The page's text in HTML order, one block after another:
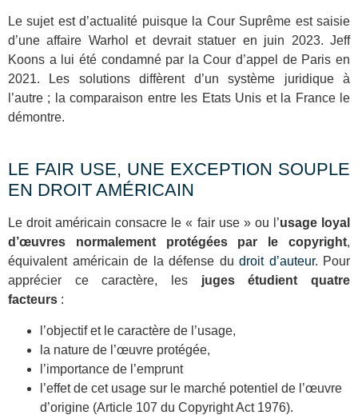
Le sujet est d’actualité puisque la Cour Suprême est saisie
d’une affaire Warhol et devrait statuer en juin 2023. Jeff
Koons a lui été condamné par la Cour d’appel de Paris en
2021. Les solutions diffèrent d’un système juridique à
l’autre ; la comparaison entre les Etats Unis et la France le
démontre.
LE FAIR USE, UNE EXCEPTION SOUPLE
EN DROIT AMÉRICAIN
Le droit américain consacre le « fair use » ou l’usage loyal
d’œuvres normalement protégées par le copyright,
équivalent américain de la défense du droit d’auteur. Pour
apprécier ce caractère, les juges étudient quatre
facteurs :
l’objectif et le caractère de l’usage,
la nature de l’œuvre protégée,
l’importance de l’emprunt
l’effet de cet usage sur le marché potentiel de l’œuvre
d’origine (Article 107 du Copyright Act 1976).